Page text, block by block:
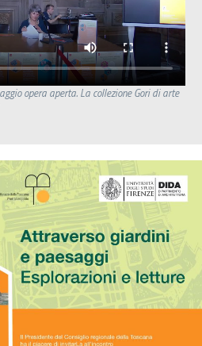
opera aperta. La collezione Gori di arte